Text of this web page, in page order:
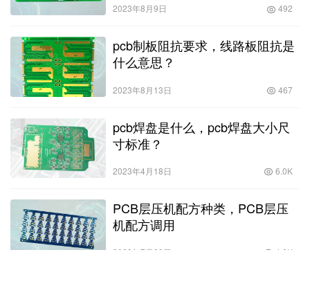
2023年8月9日 492
pcb制板阻抗要求，线路板阻抗是
什么意思？
2023年8月13日 467
pcb焊盘是什么，pcb焊盘大小尺
寸标准？
2023年4月18日 6.0K
PCB层压机配方种类，PCB层压
机配方调用
2023年7月22日 4.6K